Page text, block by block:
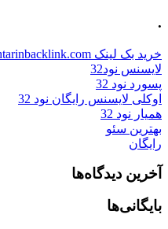
.
خرید بک لینک behtarinbacklink.com
لایسنس نود32
پسورد نود 32
اوکلی لایسنس رایگان نود 32
همیار نود 32
بهترین سئو
رایگان
آخرین دیدگاه‌ها
بایگانی‌ها